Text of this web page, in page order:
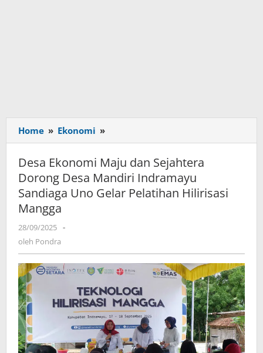
Home » Ekonomi »
Ekonomi
Maju
dan
Sejahtera
Dorong
Gelar
Pelatihan
Hilirisasi
Mangga
Desa Ekonomi Maju dan Sejahtera
Dorong Desa Mandiri Indramayu
Sandiaga Uno Gelar Pelatihan Hilirisasi
Mangga
28/09/2025 oleh
-
oleh Pondra